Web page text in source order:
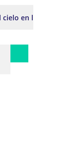
en la animación